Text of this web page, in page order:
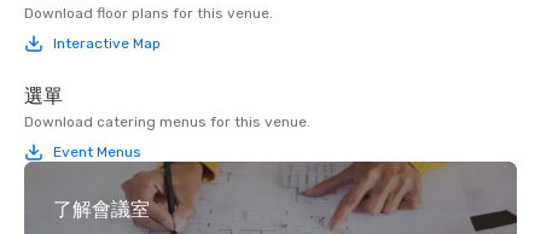
Download floor plans for this venue.
Interactive Map
選單
Download catering menus for this venue.
Event Menus
了解會議室